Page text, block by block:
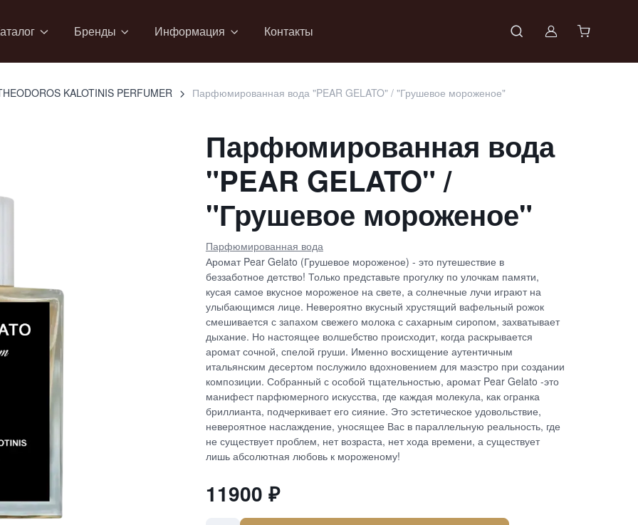
Бренды Информация Контакты Войти в
KALOTINIS PERFUMER Парфюмированная вода "PEAR GELATO" / "Грушевое мороженое"
Парфюмированная вода
"PEAR GELATO" /
"Грушевое мороженое"
Парфюмированная вода
Аромат Pear Gelato (Грушевое мороженое) - это путешествие в
беззаботное детство! Только представьте прогулку по улочкам памяти,
кусая самое вкусное мороженое на свете, а солнечные лучи играют на
улыбающимся лице. Невероятно вкусный хрустящий вафельный рожок
смешивается с запахом свежего молока с сахарным сиропом, захватывает
дыхание. Но настоящее волшебство происходит, когда раскрывается
аромат сочной, спелой груши. Именно восхищение аутентичным
итальянским десертом послужило вдохновением для маэстро при создании
композиции. Собранный с особой тщательностью, аромат Pear Gelato -это
манифест парфюмерного искусства, где каждая молекула, как огранка
бриллианта, подчеркивает его сияние. Это эстетическое удовольствие,
невероятное наслаждение, уносящее Вас в параллельную реальность, где
не существует проблем, нет возраста, нет хода времени, а существует
лишь абсолютная любовь к мороженому!
11900 ₽